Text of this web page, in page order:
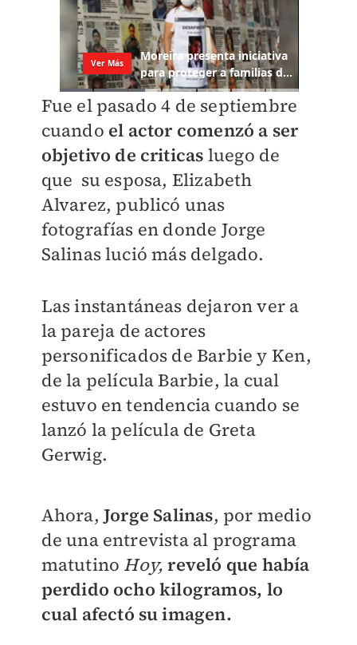
Fue el pasado 4 de septiembre
cuando el actor comenzó a ser
objetivo de criticas luego de
que su esposa, Elizabeth
Alvarez, publicó unas
fotografías en donde Jorge
Salinas lució más delgado.
Las instantáneas dejaron ver a
la pareja de actores
personificados de Barbie y Ken,
de la película Barbie, la cual
estuvo en tendencia cuando se
lanzó la película de Greta
Gerwig.
Ahora, Jorge Salinas, por medio
de una entrevista al programa
matutino Hoy, reveló que había
perdido ocho kilogramos, lo
cual afectó su imagen.